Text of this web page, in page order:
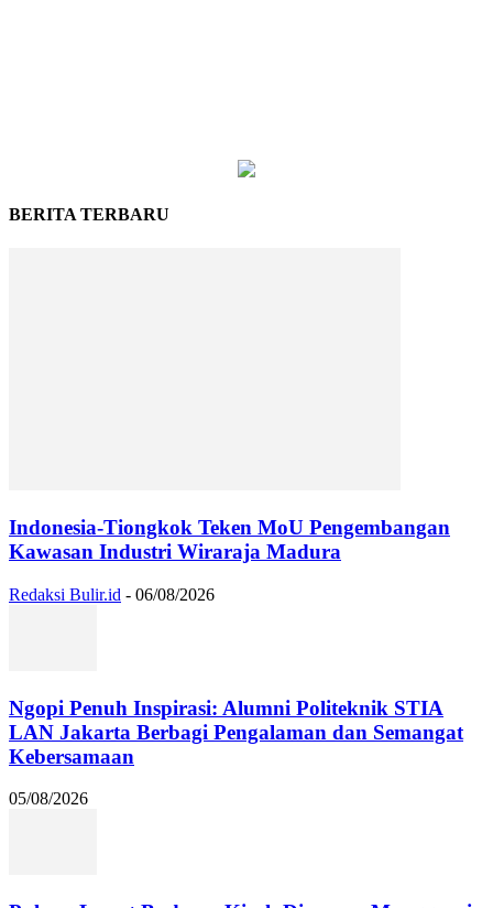
BERITA TERBARU
Indonesia-Tiongkok Teken MoU Pengembangan
Kawasan Industri Wiraraja Madura
Redaksi Bulir.id - 06/08/2026
Ngopi Penuh Inspirasi: Alumni Politeknik STIA
LAN Jakarta Berbagi Pengalaman dan Semangat
Kebersamaan
05/08/2026